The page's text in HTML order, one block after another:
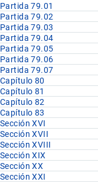
Partida 79.01
Partida 79.02
Partida 79.03
Partida 79.04
Partida 79.05
Partida 79.06
Partida 79.07
Capítulo 80
Capítulo 81
Capítulo 82
Capítulo 83
Sección XVI
Sección XVII
Sección XVIII
Sección XIX
Sección XX
Sección XXI